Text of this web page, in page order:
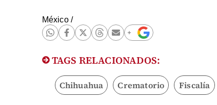
México/
TAGS RELACIONADOS:
Chihuahua Crematorio Fiscalía